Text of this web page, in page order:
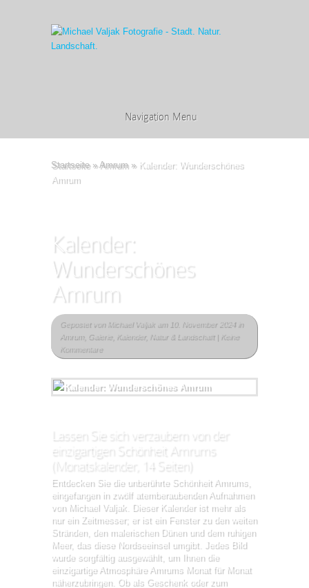
Navigation Menu
Startseite » Amrum »Kalender: Wunderschönes
Amrum
Kalender:
Wunderschönes
Amrum
Gepostet von Michael Valjakam 10. November 2024 in
Amrum, Galerie, Kalender, Natur & Landschaft| Keine
Kommentare
Lassen Sie sich verzaubern von der
einzigartigen Schönheit Amrums
(Monatskalender, 14 Seiten)
Entdecken Sie die unberührte Schönheit Amrums,
eingefangen in zwölf atemberaubenden Aufnahmen
von Michael Valjak. Dieser Kalender ist mehr als
nur ein Zeitmesser; er ist ein Fenster zu den weiten
Stränden, den malerischen Dünen und dem ruhigen
Meer, das diese Nordseeinsel umgibt. Jedes Bild
wurde sorgfältig ausgewählt, um Ihnen die
einzigartige Atmosphäre Amrums Monat für Monat
näherzubringen. Ob als Geschenk oder zum